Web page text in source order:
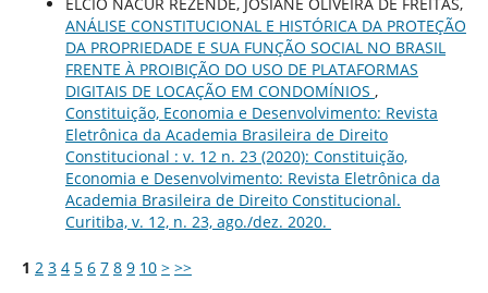
ANÁLISE CONSTITUCIONAL E HISTÓRICA DA PROTEÇÃO
DA PROPRIEDADE E SUA FUNÇÃO SOCIAL NO BRASIL
FRENTE À PROIBIÇÃO DO USO DE PLATAFORMAS
DIGITAIS DE LOCAÇÃO EM CONDOMÍNIOS ,
Constituição, Economia e Desenvolvimento: Revista
Eletrônica da Academia Brasileira de Direito
Constitucional : v. 12 n. 23 (2020): Constituição,
Economia e Desenvolvimento: Revista Eletrônica da
Academia Brasileira de Direito Constitucional.
Curitiba, v. 12, n. 23, ago./dez. 2020.
1 2 3 4 5 6 7 8 9 10 > >>